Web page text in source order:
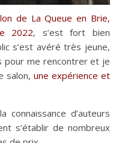
de La Queue en Brie,
2022, s’est fort bien
s’est avéré très jeune,
pour me rencontrer et je
salon,une expérience et
connaissance d’auteurs
s’établir de nombreux